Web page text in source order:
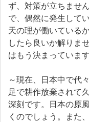
ず、対策が立ちませ
で、偶然に発生して
天の理が働いている
したら良いか解りま
はもう決まっていま
～現在、日本中で代
足で耕作放棄されて
深刻です。日本の原
くのでしょう。また